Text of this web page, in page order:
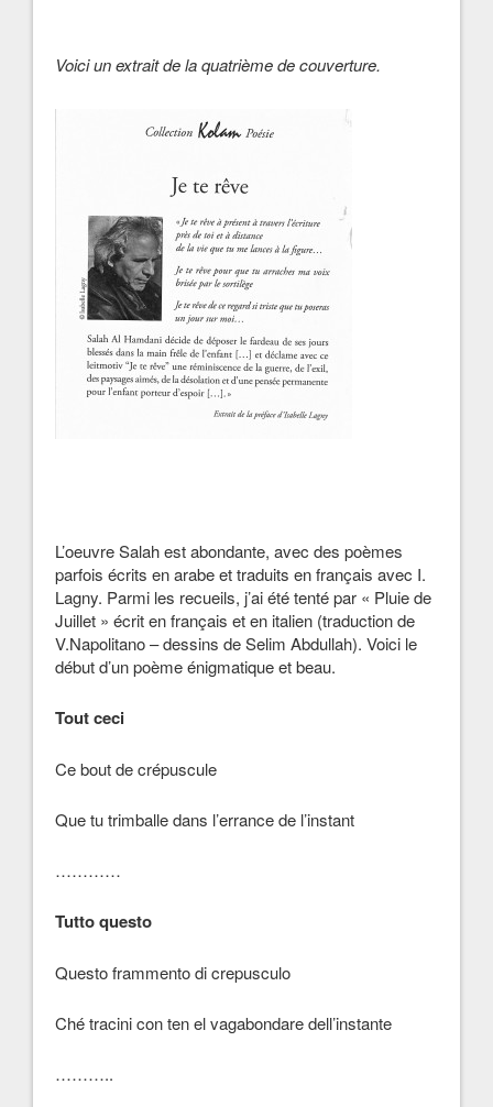
Voici un extrait de la quatrième de couverture.
L’oeuvre Salah est abondante, avec des poèmes
parfois écrits en arabe et traduits en français avec I.
Lagny. Parmi les recueils, j’ai été tenté par « Pluie de
Juillet » écrit en français et en italien (traduction de
V.Napolitano – dessins de Selim Abdullah). Voici le
début d’un poème énigmatique et beau.
Tout ceci
Ce bout de crépuscule
Que tu trimballe dans l’errance de l’instant
…………
Tutto questo
Questo frammento di crepusculo
Ché tracini con ten el vagabondare dell’instante
………..